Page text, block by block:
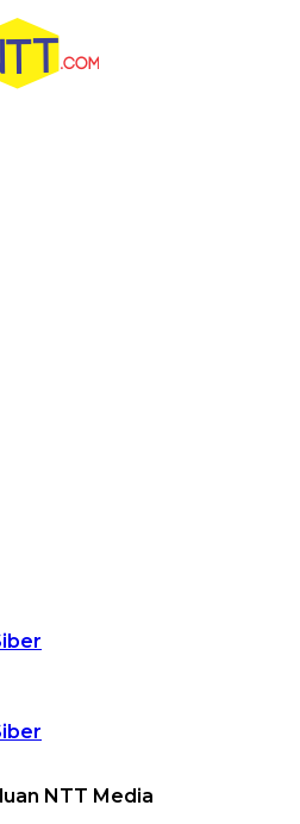
NTT Media